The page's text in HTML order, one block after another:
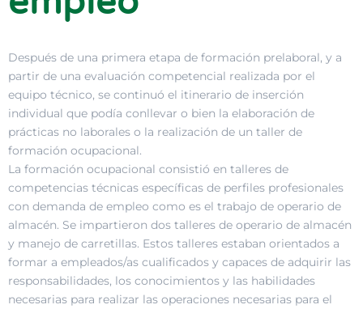
Después de una primera etapa de formación prelaboral, y a
partir de una evaluación competencial realizada por el
equipo técnico, se continuó el itinerario de inserción
individual que podía conllevar o bien la elaboración de
prácticas no laborales o la realización de un taller de
formación ocupacional.
La formación ocupacional consistió en talleres de
competencias técnicas específicas de perfiles profesionales
con demanda de empleo como es el trabajo de operario de
almacén. Se impartieron dos talleres de operario de almacén
y manejo de carretillas. Estos talleres estaban orientados a
formar a empleados/as cualificados y capaces de adquirir las
responsabilidades, los conocimientos y las habilidades
necesarias para realizar las operaciones necesarias para el